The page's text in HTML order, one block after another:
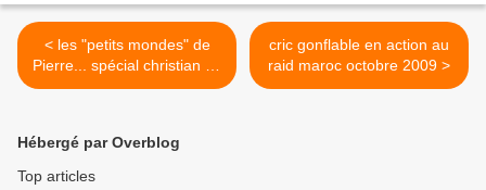
< les "petits mondes" de
Pierre... spécial christian au
maroc...
cric gonflable en action au
raid maroc octobre 2009 >
Hébergé par Overblog
Top articles